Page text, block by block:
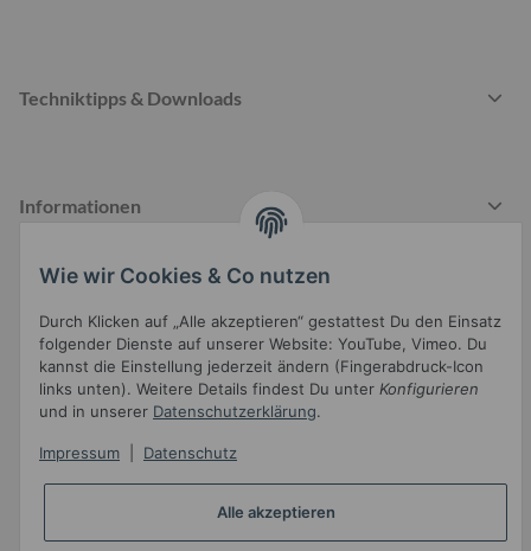
Techniktipps & Downloads
Informationen
Gesetzliche Informationen
Widerrufsbutton
Wie wir Cookies & Co nutzen
Durch Klicken auf „Alle akzeptieren“ gestattest Du den Einsatz
folgender Dienste auf unserer Website: YouTube, Vimeo. Du
kannst die Einstellung jederzeit ändern (Fingerabdruck-Icon
links unten). Weitere Details findest Du unter Konfigurieren
und in unserer Datenschutzerklärung.
Impressum Datenschutz
Alle akzeptieren